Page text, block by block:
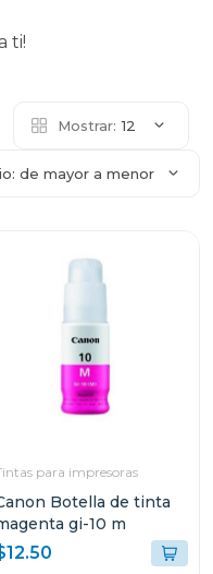
ti!
Mostrar: 12
de mayor a menor
para impresoras
Botella de tinta
gi-10 m